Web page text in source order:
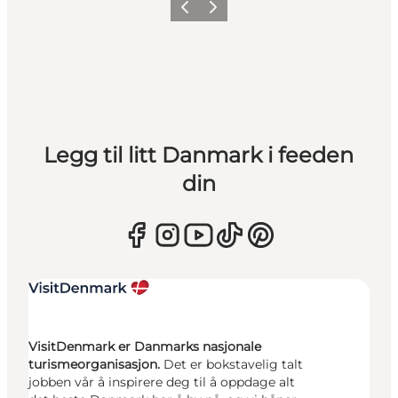
ForrigeNeste
Legg til litt Danmark i feeden
din
VisitDenmark er Danmarks nasjonale
turismeorganisasjon. Det er bokstavelig talt
jobben vår å inspirere deg til å oppdage alt